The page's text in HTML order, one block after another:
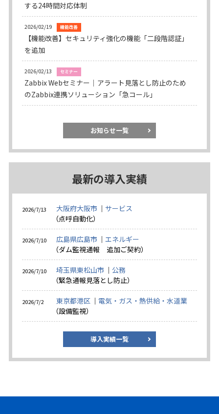
する24時間対応体制
2026/02/19 機能改善
【機能改善】セキュリティ強化の機能「二段階認証」
を追加
2026/02/13 セミナー
Zabbix Webセミナー
アラート見落とし防止のため
のZabbix連携ソリューション「急コール」
お知らせ一覧
最新の導入実績
2026/7/13 大阪府大阪市 ｜ サービス
（点呼自動化）
2026/7/10 広島県広島市 ｜ エネルギー
（ダム監視通報 追加ご契約）
2026/7/10 埼玉県東松山市 ｜ 公務
（緊急通報見落とし防止）
2026/7/2 東京都港区 ｜ 電気・ガス・熱供給・水道業
（設備監視）
導入実績一覧